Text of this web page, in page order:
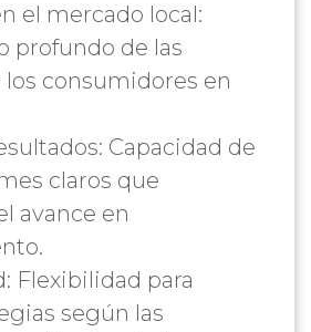
el mercado local:
profundo de las
consumidores en
Capacidad de
claros que
avance en
Flexibilidad para
según las